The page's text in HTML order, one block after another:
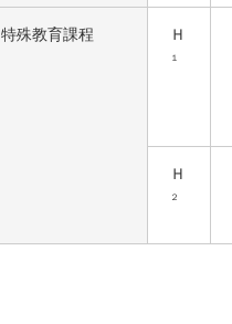
特殊教育課程 Ｈ
１
Ｈ
２